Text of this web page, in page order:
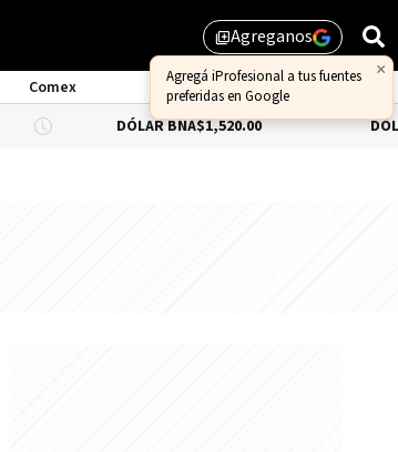
library_addAgreganos
Comex
DÓLAR BNA $1,520.00 DÓLAR BLUE-